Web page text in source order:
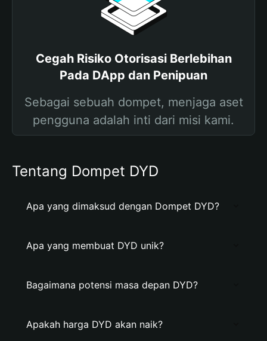
Cegah Risiko Otorisasi Berlebihan
Pada DApp dan Penipuan
Sebagai sebuah dompet, menjaga aset
pengguna adalah inti dari misi kami.
Tentang Dompet DYD
Apa yang dimaksud dengan Dompet DYD?
Apa yang membuat DYD unik?
Bagaimana potensi masa depan DYD?
Apakah harga DYD akan naik?